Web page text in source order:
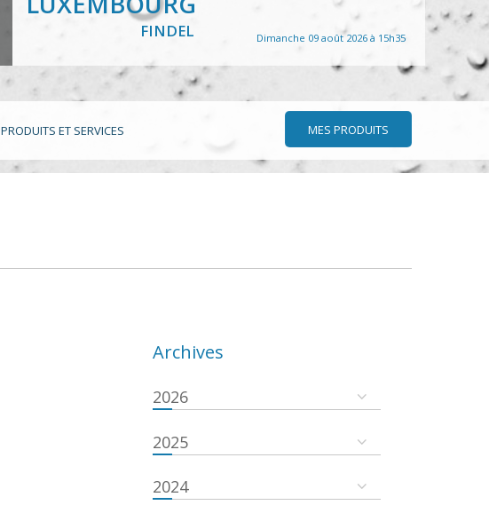
FINDEL Dimanche 09 août 2026 à 15h35
PRODUITS ET SERVICES MES PRODUITS
Archives
2026
2025
2024